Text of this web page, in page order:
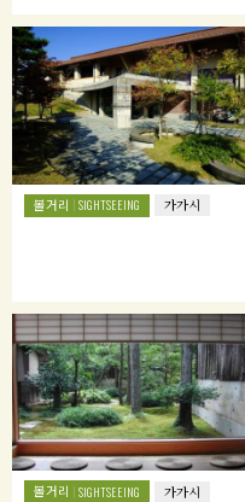
볼거리 SIGHTSEEING 가가시
볼거리 SIGHTSEEING 가가시